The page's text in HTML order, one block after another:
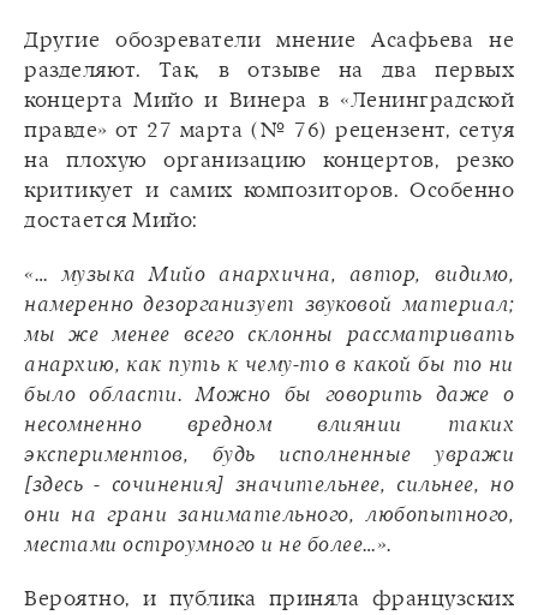
Другие обозреватели мнение Асафьева не
разделяют. Так, в отзыве на два первых
концерта Мийо и Винера в «Ленинградской
правде» от 27 марта (№ 76) рецензент, сетуя
на плохую организацию концертов, резко
критикует и самих композиторов. Особенно
достается Мийо:
«… музыка Мийо анархична, автор, видимо,
намеренно дезорганизует звуковой материал;
мы же менее всего склонны рассматривать
анархию, как путь к чему-то в какой бы то ни
было области. Можно бы говорить даже о
несомненно вредном влиянии таких
экспериментов, будь исполненные увражи
[здесь - сочинения] значительнее, сильнее, но
они на грани занимательного, любопытного,
местами остроумного и не более…».
Вероятно, и публика приняла французских